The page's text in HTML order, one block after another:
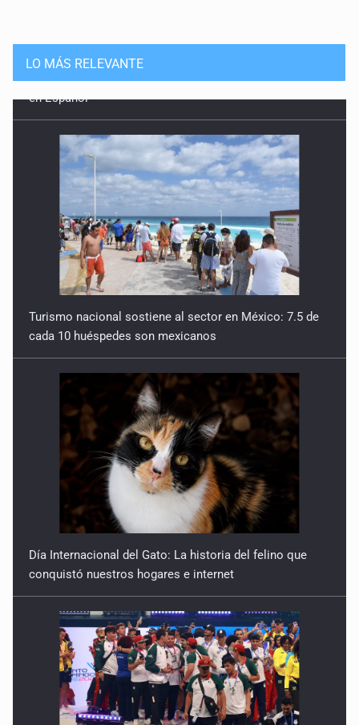
LO MÁS RELEVANTE
Turismo nacional sostiene al sector en México: 7.5 de
cada 10 huéspedes son mexicanos
Día Internacional del Gato: La historia del felino que
conquistó nuestros hogares e internet